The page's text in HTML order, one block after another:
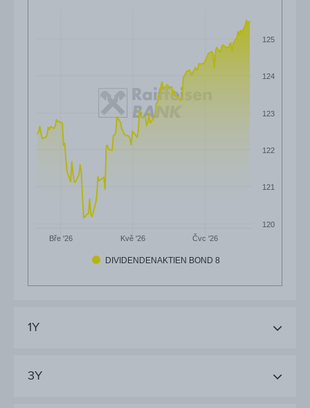
DIVIDENDENAKTIEN BOND 8
Bře '26 Kvě '26 Čvc '26
120
121
122
123
124
125
1Y
3Y